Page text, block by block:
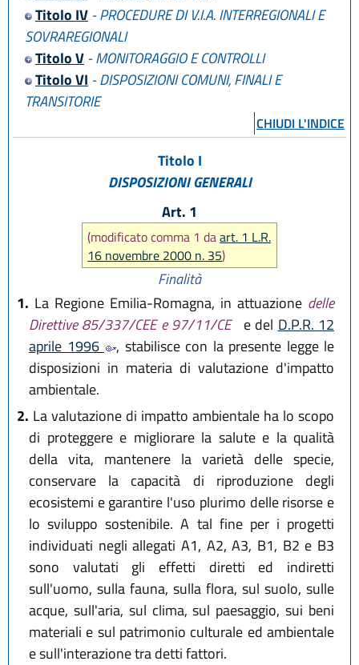
Titolo IV- PROCEDURE DI V.I.A. INTERREGIONALI E
SOVRAREGIONALI
Titolo V- MONITORAGGIO E CONTROLLI
Titolo VI - DISPOSIZIONI COMUNI, FINALI E
TRANSITORIE
CHIUDI L'INDICE
Titolo I
DISPOSIZIONI GENERALI
Art. 1
(modificato comma 1 daart. 1 L.R.
16 novembre 2000 n. 35)
Finalità
1. La Regione Emilia-Romagna, in attuazione delle
Direttive 85/337/CEE e 97/11/CE
e del D.P.R. 12
aprile 1996
, stabilisce con la presente legge le
disposizioni in materia di valutazione d'impatto
ambientale.
2. La valutazione di impatto ambientale ha lo scopo
di proteggere e migliorare la salute e la qualità
della vita, mantenere la varietà delle specie,
conservare la capacità di riproduzione degli
ecosistemi e garantire l'uso plurimo delle risorse e
lo sviluppo sostenibile. A tal fine per i progetti
individuati negli allegati A1, A2, A3, B1, B2 e B3
sono valutati gli effetti diretti ed indiretti
sull'uomo, sulla fauna, sulla flora, sul suolo, sulle
acque, sull'aria, sul clima, sul paesaggio, sui beni
materiali e sul patrimonio culturale ed ambientale
e sull'interazione tra detti fattori.